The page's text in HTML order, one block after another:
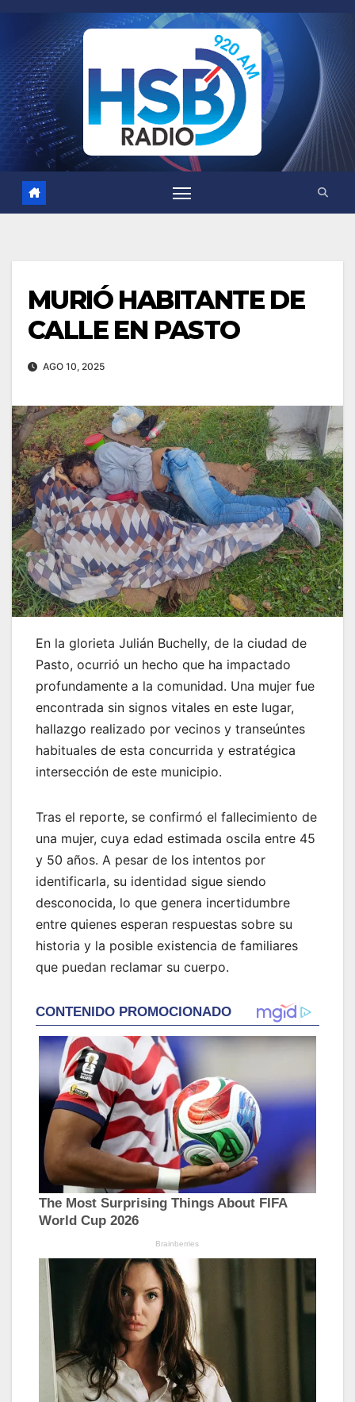
contenido
MURIÓ HABITANTE DE
CALLE EN PASTO
AGO 10, 2025
En la glorieta Julián Buchelly, de la ciudad de
Pasto, ocurrió un hecho que ha impactado
profundamente a la comunidad. Una mujer fue
encontrada sin signos vitales en este lugar,
hallazgo realizado por vecinos y transeúntes
habituales de esta concurrida y estratégica
intersección de este municipio.
Tras el reporte, se confirmó el fallecimiento de
una mujer, cuya edad estimada oscila entre 45
y 50 años. A pesar de los intentos por
identificarla, su identidad sigue siendo
desconocida, lo que genera incertidumbre
entre quienes esperan respuestas sobre su
historia y la posible existencia de familiares
que puedan reclamar su cuerpo.